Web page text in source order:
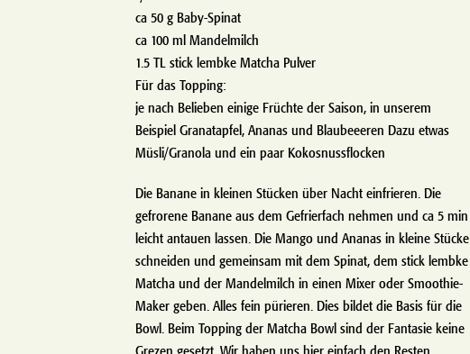
ca 50 g Baby-Spinat
ca 100 ml Mandelmilch
1.5 TL stick lembke Matcha Pulver
Für das Topping:
je nach Belieben einige Früchte der Saison, in unserem
Beispiel Granatapfel, Ananas und Blaubeeeren Dazu etwas
Müsli/Granola und ein paar Kokosnussflocken
Die Banane in kleinen Stücken über Nacht einfrieren. Die
gefrorene Banane aus dem Gefrierfach nehmen und ca 5 min
leicht antauen lassen. Die Mango und Ananas in kleine Stücke
schneiden und gemeinsam mit dem Spinat, dem stick lembke
Matcha und der Mandelmilch in einen Mixer oder Smoothie-
Maker geben. Alles fein pürieren. Dies bildet die Basis für die
Bowl. Beim Topping der Matcha Bowl sind der Fantasie keine
Grezen gesetzt. Wir haben uns hier einfach den Resten